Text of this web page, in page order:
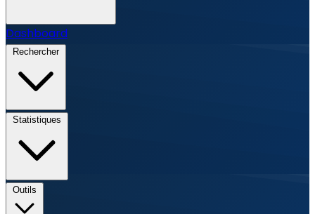
Dashboard
Rechercher
Statistiques
Outils